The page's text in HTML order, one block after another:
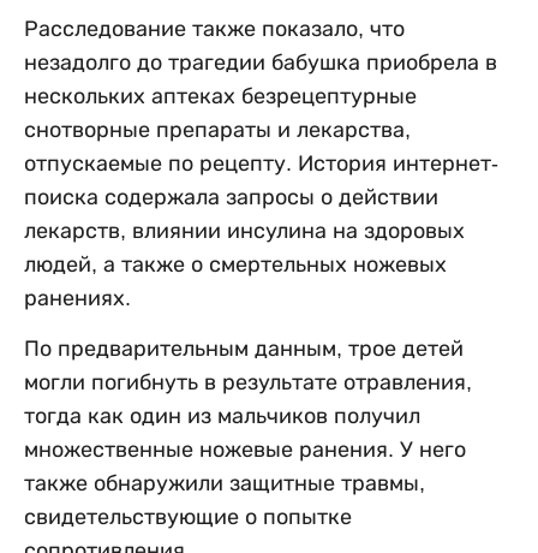
Расследование также показало, что
незадолго до трагедии бабушка приобрела в
нескольких аптеках безрецептурные
снотворные препараты и лекарства,
отпускаемые по рецепту. История интернет-
поиска содержала запросы о действии
лекарств, влиянии инсулина на здоровых
людей, а также о смертельных ножевых
ранениях.
По предварительным данным, трое детей
могли погибнуть в результате отравления,
тогда как один из мальчиков получил
множественные ножевые ранения. У него
также обнаружили защитные травмы,
свидетельствующие о попытке